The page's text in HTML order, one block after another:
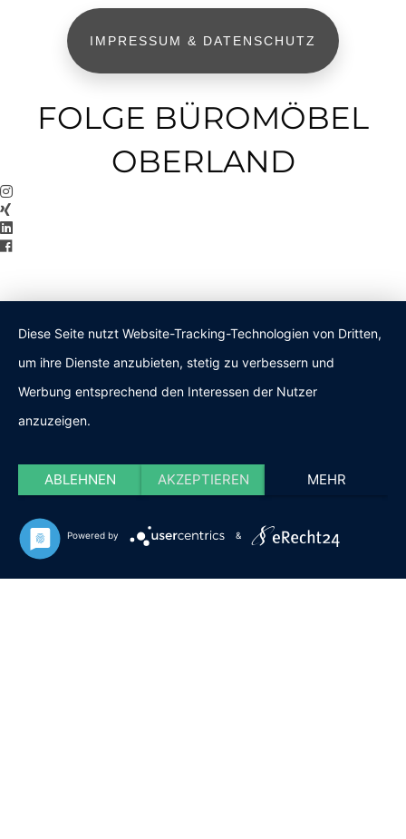
IMPRESSUM & DATENSCHUTZ
FOLGE BÜROMÖBEL
OBERLAND
Diese Seite nutzt Website-Tracking-Technologien von Dritten,
um ihre Dienste anzubieten, stetig zu verbessern und
Werbung entsprechend den Interessen der Nutzer
anzuzeigen.
ABLEHNEN AKZEPTIEREN MEHR
Powered by &